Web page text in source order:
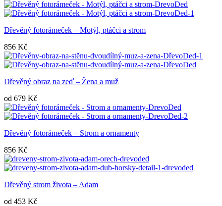
Dřevěný fotorámeček – Motýl, ptáčci a strom
856 Kč
Dřevěný obraz na zeď – Žena a muž
od 679 Kč
Dřevěný fotorámeček – Strom a ornamenty
856 Kč
Dřevěný strom života – Adam
od 453 Kč